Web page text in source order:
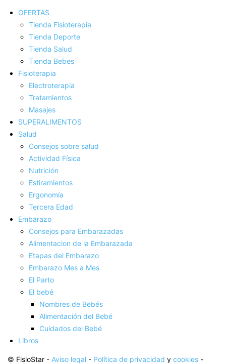
OFERTAS
Tienda Fisioterapia
Tienda Deporte
Tienda Salud
Tienda Bebes
Fisioterapia
Electroterapia
Tratamientos
Masajes
SUPERALIMENTOS
Salud
Consejos sobre salud
Actividad Fí­sica
Nutrición
Estiramientos
Ergonomí­a
Tercera Edad
Embarazo
Consejos para Embarazadas
Alimentacion de la Embarazada
Etapas del Embarazo
Embarazo Mes a Mes
El Parto
El bebé
Nombres de Bebés
Alimentación del Bebé
Cuidados del Bebé
Libros
© FisioStar - Aviso legal - Política de privacidad y cookies -